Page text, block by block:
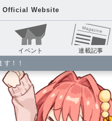
Website
イベント 連載記事
！！
委託頒布開始！
委託頒布開始！